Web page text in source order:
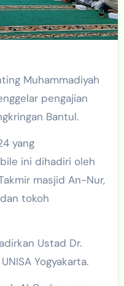
Muhammadiyah
pengajian
Bantul.
yang
ini dihadiri oleh
masjid An-Nur,
tokoh
Ustad Dr.
Yogyakarta.